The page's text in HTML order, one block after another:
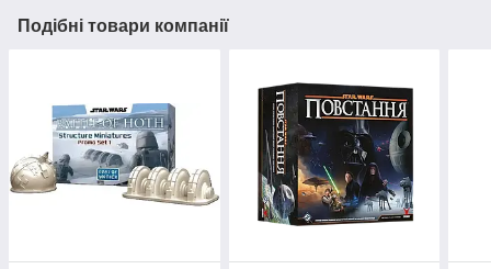
Подібні товари компанії